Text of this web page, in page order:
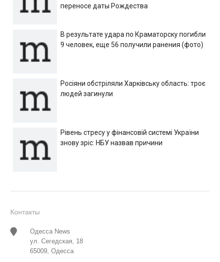
переносе даты Рождества
В результате удара по Краматорску погибли
9 человек, еще 56 получили ранения (фото)
Росіяни обстріляли Харківську область: троє
людей загинули
Рівень стресу у фінансовій системі України
знову зріс: НБУ назвав причини
Контакты
Одесса News
ул. Сегедская, 18
65009, Одесса